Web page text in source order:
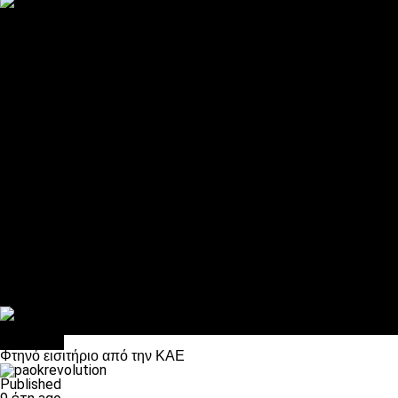
Φτηνό εισιτήριο από την ΚΑΕ
Published